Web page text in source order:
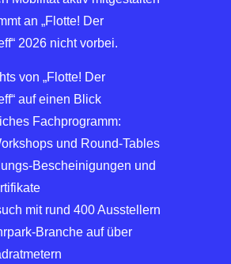
an „Flotte! Der
2026 nicht vorbei.
von „Flotte! Der
auf einen Blick
Fachprogramm:
und Round-Tables
Bescheinigungen und
mit rund 400 Ausstellern
Branche auf über